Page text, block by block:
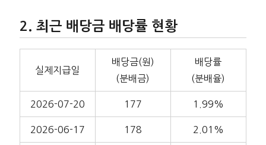
최근 배당금 배당률 현황
실제지급일
배당금(원)
(분배금)
배당률
(분배율)
2026-07-20 177 1.99%
2026-06-17 178 2.01%